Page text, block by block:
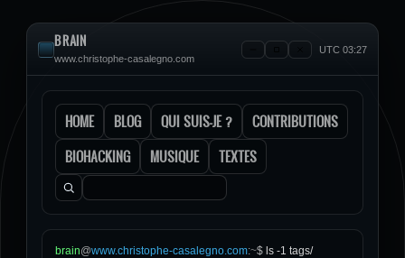
BRAIN
www.christophe-casalegno.com
UTC 03:27
HOME BLOG QUI SUIS-JE ?
CONTRIBUTIONS
BIOHACKING
MUSIQUE TEXTES
Rechercher :
brain@www.christophe-casalegno.com:~$ ls -1 tags/